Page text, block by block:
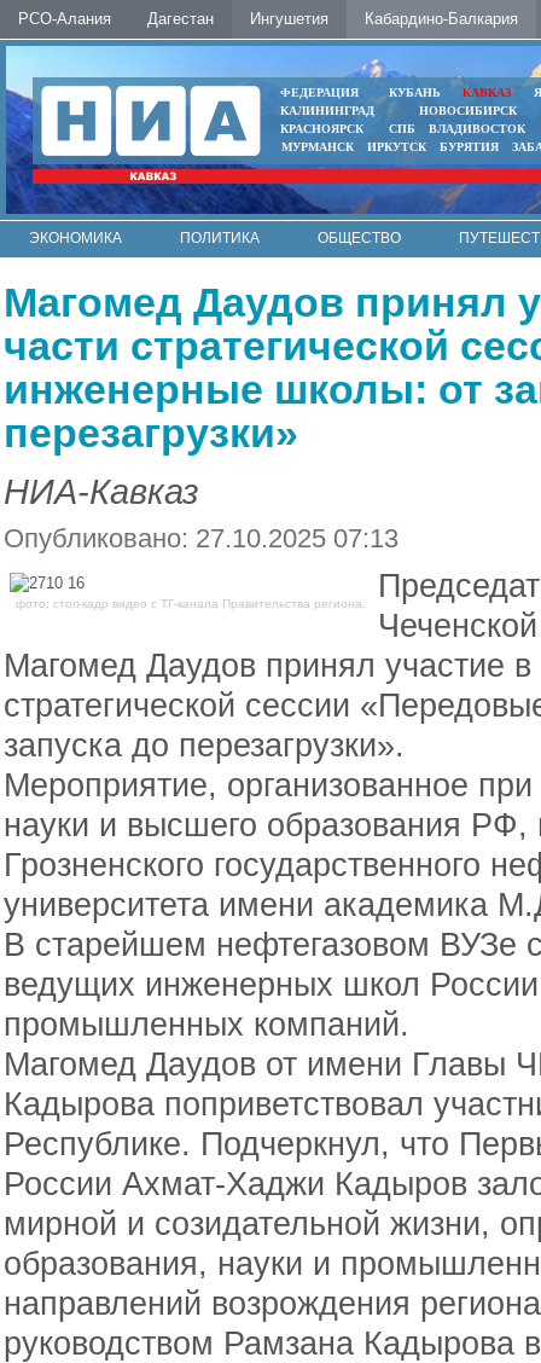
РСО-Алания Дагестан Ингушетия Кабардино-Балкария
ФЕДЕРАЦИЯ КУБАНЬ КАВКАЗ
КАЛИНИНГРАД
НОВОСИБИРСК
КРАСНОЯРСК
СПБ
ВЛАДИВОСТОК
МУРМАНСК
ИРКУТСК БУРЯТИЯ
ЭКОНОМИКА ПОЛИТИКА ОБЩЕСТВО
Магомед Даудов принял
части стратегической
инженерные школы: от
перезагрузки»
НИА-Кавказ
Опубликовано: 27.10.2025 07:13
фото: стоп-кадр видео с ТГ-канала Правительства региона.
Магомед Даудов принял участие
стратегической сессии
запуска до перезагрузки».
Мероприятие, организованное
науки и высшего образования РФ,
Грозненского государственного
университета имени академика
В старейшем нефтегазовом ВУЗе
ведущих инженерных школ
промышленных компаний.
Магомед Даудов от имени Главы
Кадырова поприветствовал
Республике. Подчеркнул, что
России Ахмат-Хаджи Кадыров
мирной и созидательной жизни,
образования, науки и
направлений возрождения
руководством Рамзана Кадырова